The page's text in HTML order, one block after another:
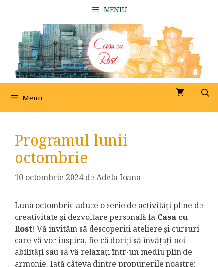
conținut
MENIU
Menu
Programul lunii
octombrie
10 octombrie 2024 de Adela Ioana
Luna octombrie aduce o serie de activități pline de
creativitate și dezvoltare personală la Casa cu
Rost! Vă invităm să descoperiți ateliere și cursuri
care vă vor inspira, fie că doriți să învățați noi
abilități sau să vă relaxați într-un mediu plin de
armonie. Iată câteva dintre propunerile noastre: